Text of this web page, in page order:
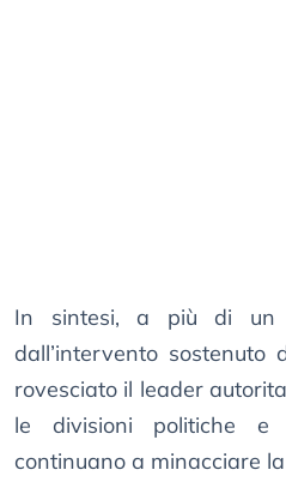
In sintesi, a più di un
dall’intervento
rovesciato il leader
le divisioni politiche
continuano a minacciare